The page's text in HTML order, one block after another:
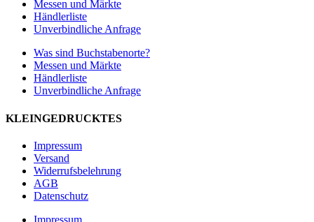
Messen und Märkte
Händlerliste
Unverbindliche Anfrage
Was sind Buchstabenorte?
Messen und Märkte
Händlerliste
Unverbindliche Anfrage
KLEINGEDRUCKTES
Impressum
Versand
Widerrufsbelehrung
AGB
Datenschutz
Impressum